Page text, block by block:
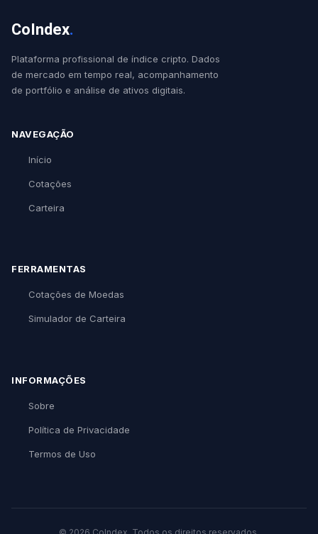
CoIndex.
Plataforma profissional de índice cripto. Dados
de mercado em tempo real, acompanhamento
de portfólio e análise de ativos digitais.
NAVEGAÇÃO
Início
Cotações
Carteira
FERRAMENTAS
Cotações de Moedas
Simulador de Carteira
INFORMAÇÕES
Sobre
Política de Privacidade
Termos de Uso